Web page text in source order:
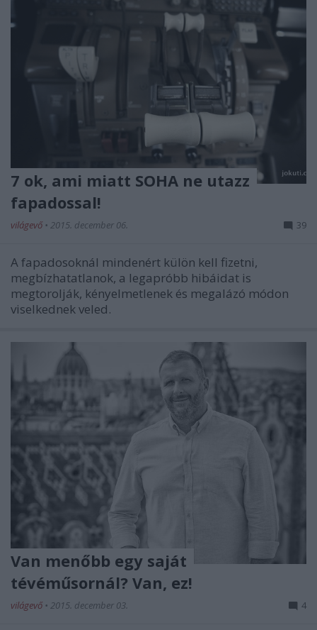
7 ok, ami miatt SOHA ne utazz
fapadossal!
világevő • 2015. december 06. 39
A fapadosoknál mindenért külön kell fizetni,
megbízhatatlanok, a legapróbb hibáidat is
megtorolják, kényelmetlenek és megalázó módon
viselkednek veled.
Van menőbb egy saját
tévéműsornál? Van, ez!
világevő • 2015. december 03. 4